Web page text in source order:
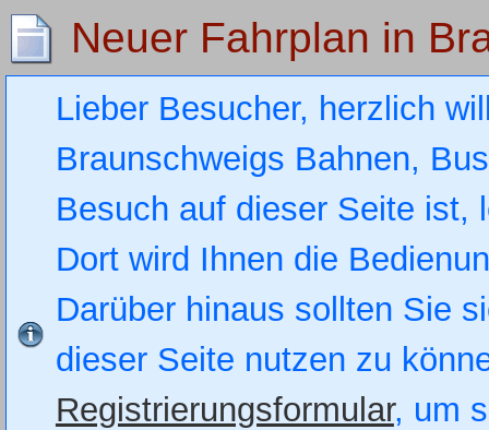
Neuer Fahrplan in
Lieber Besucher, herzlich
Braunschweigs Bahnen,
Besuch auf dieser Seite
Dort wird Ihnen die
Darüber hinaus sollten Sie
dieser Seite nutzen zu
Registrierungsformular, um